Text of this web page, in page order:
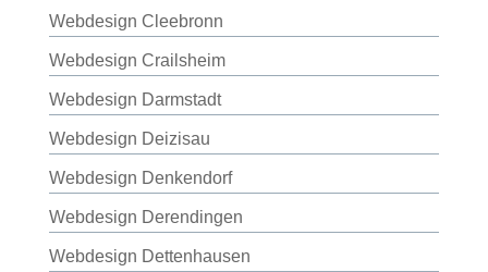
Webdesign Cleebronn
Webdesign Crailsheim
Webdesign Darmstadt
Webdesign Deizisau
Webdesign Denkendorf
Webdesign Derendingen
Webdesign Dettenhausen